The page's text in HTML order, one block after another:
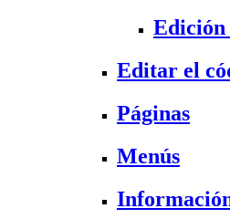
Edición
Editar el
Páginas
Menús